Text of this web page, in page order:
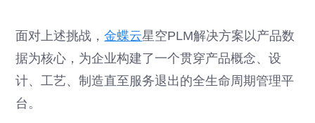
面对上述挑战，金蝶云星空PLM解决方案以产品数
据为核心，为企业构建了一个贯穿产品概念、设
计、工艺、制造直至服务退出的全生命周期管理平
台。